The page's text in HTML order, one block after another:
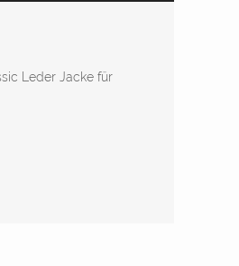
Leder Jacke für